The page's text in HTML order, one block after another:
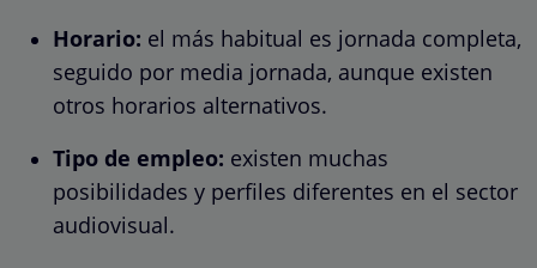
Horario: el más habitual es jornada completa,
seguido por media jornada, aunque existen
otros horarios alternativos.
Tipo de empleo: existen muchas
posibilidades y perfiles diferentes en el sector
audiovisual.